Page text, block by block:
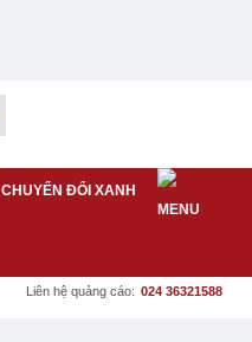
CHUYỂN ĐỔI XANH
Liên hệ quảng cáo: 024 36321588